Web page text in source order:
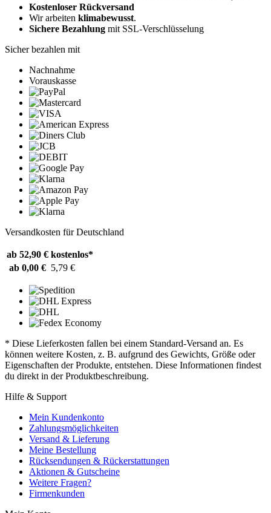
Kostenloser Rückversand
Wir arbeiten klimabewusst.
Sichere Bezahlung mit SSL-Verschlüsselung
Sicher bezahlen mit
Nachnahme
Vorauskasse
Versandkosten für Deutschland
ab 52,90 € kostenlos*
ab 0,00 € 5,79 €
* Diese Lieferkosten fallen bei einem Standard-Versand an. Es
können weitere Kosten, z. B. aufgrund des Gewichts, Größe oder
Eigenschaften der Produkte, entstehen. Diese Informationen findest
du direkt in der Produktbeschreibung.
Hilfe & Support
Mein Kundenkonto
Zahlungsmöglichkeiten
Versand & Lieferung
Meine Bestellung
Rücksendungen & Rückerstattungen
Aktionen & Gutscheine
Weitere Fragen?
Firmenkunden